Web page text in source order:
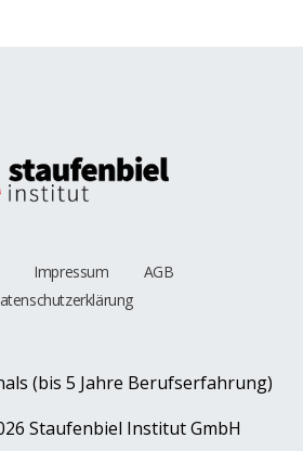
Impressum
AGB
(bis 5 Jahre Berufserfahrung)
Staufenbiel Institut GmbH